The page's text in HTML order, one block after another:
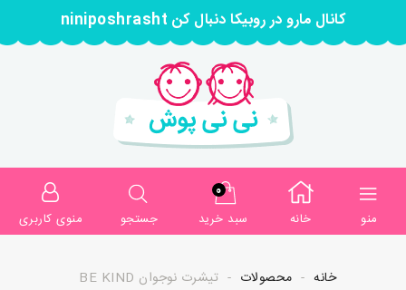
کانال مارو در روبیکا دنبال کن niniposhrasht
منو خانه
0
سبد خرید
جستجو منوی کاربری
خانه محصولات تیشرت نوجوان BE KIND